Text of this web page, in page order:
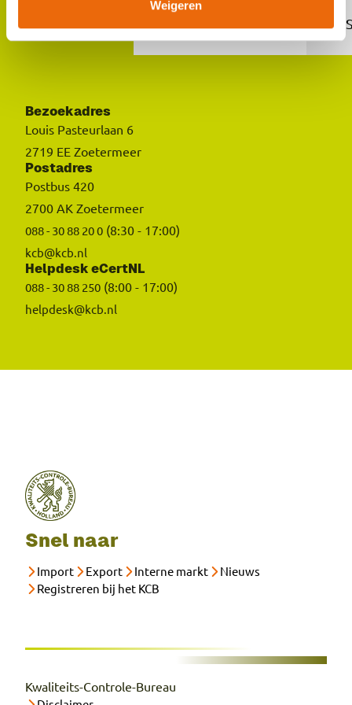
Weigeren
Bezoekadres
Louis Pasteurlaan 6
2719 EE Zoetermeer
Postadres
Postbus 420
2700 AK Zoetermeer
088 - 30 88 20 0 (8:30 - 17:00)
kcb@kcb.nl
Helpdesk eCertNL
088 - 30 88 250 (8:00 - 17:00)
helpdesk@kcb.nl
Snel naar
Import Export Interne markt
Nieuws
Registreren bij het KCB
Kwaliteits-Controle-Bureau